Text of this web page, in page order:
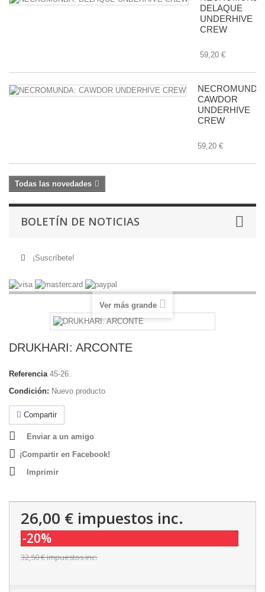
DELAQUE
UNDERHIVE
CREW
59,20 €
NECROMUNDA:
CAWDOR
UNDERHIVE
CREW
59,20 €
Todas las novedades
BOLETÍN DE NOTICIAS
¡Suscríbete!
Ver más grande
DRUKHARI: ARCONTE
Referencia 45-26.
Condición: Nuevo producto
Compartir
Enviar a un amigo
¡Compartir en Facebook!
Imprimir
26,00 € impuestos inc.
-20%
32,50 €impuestos inc.